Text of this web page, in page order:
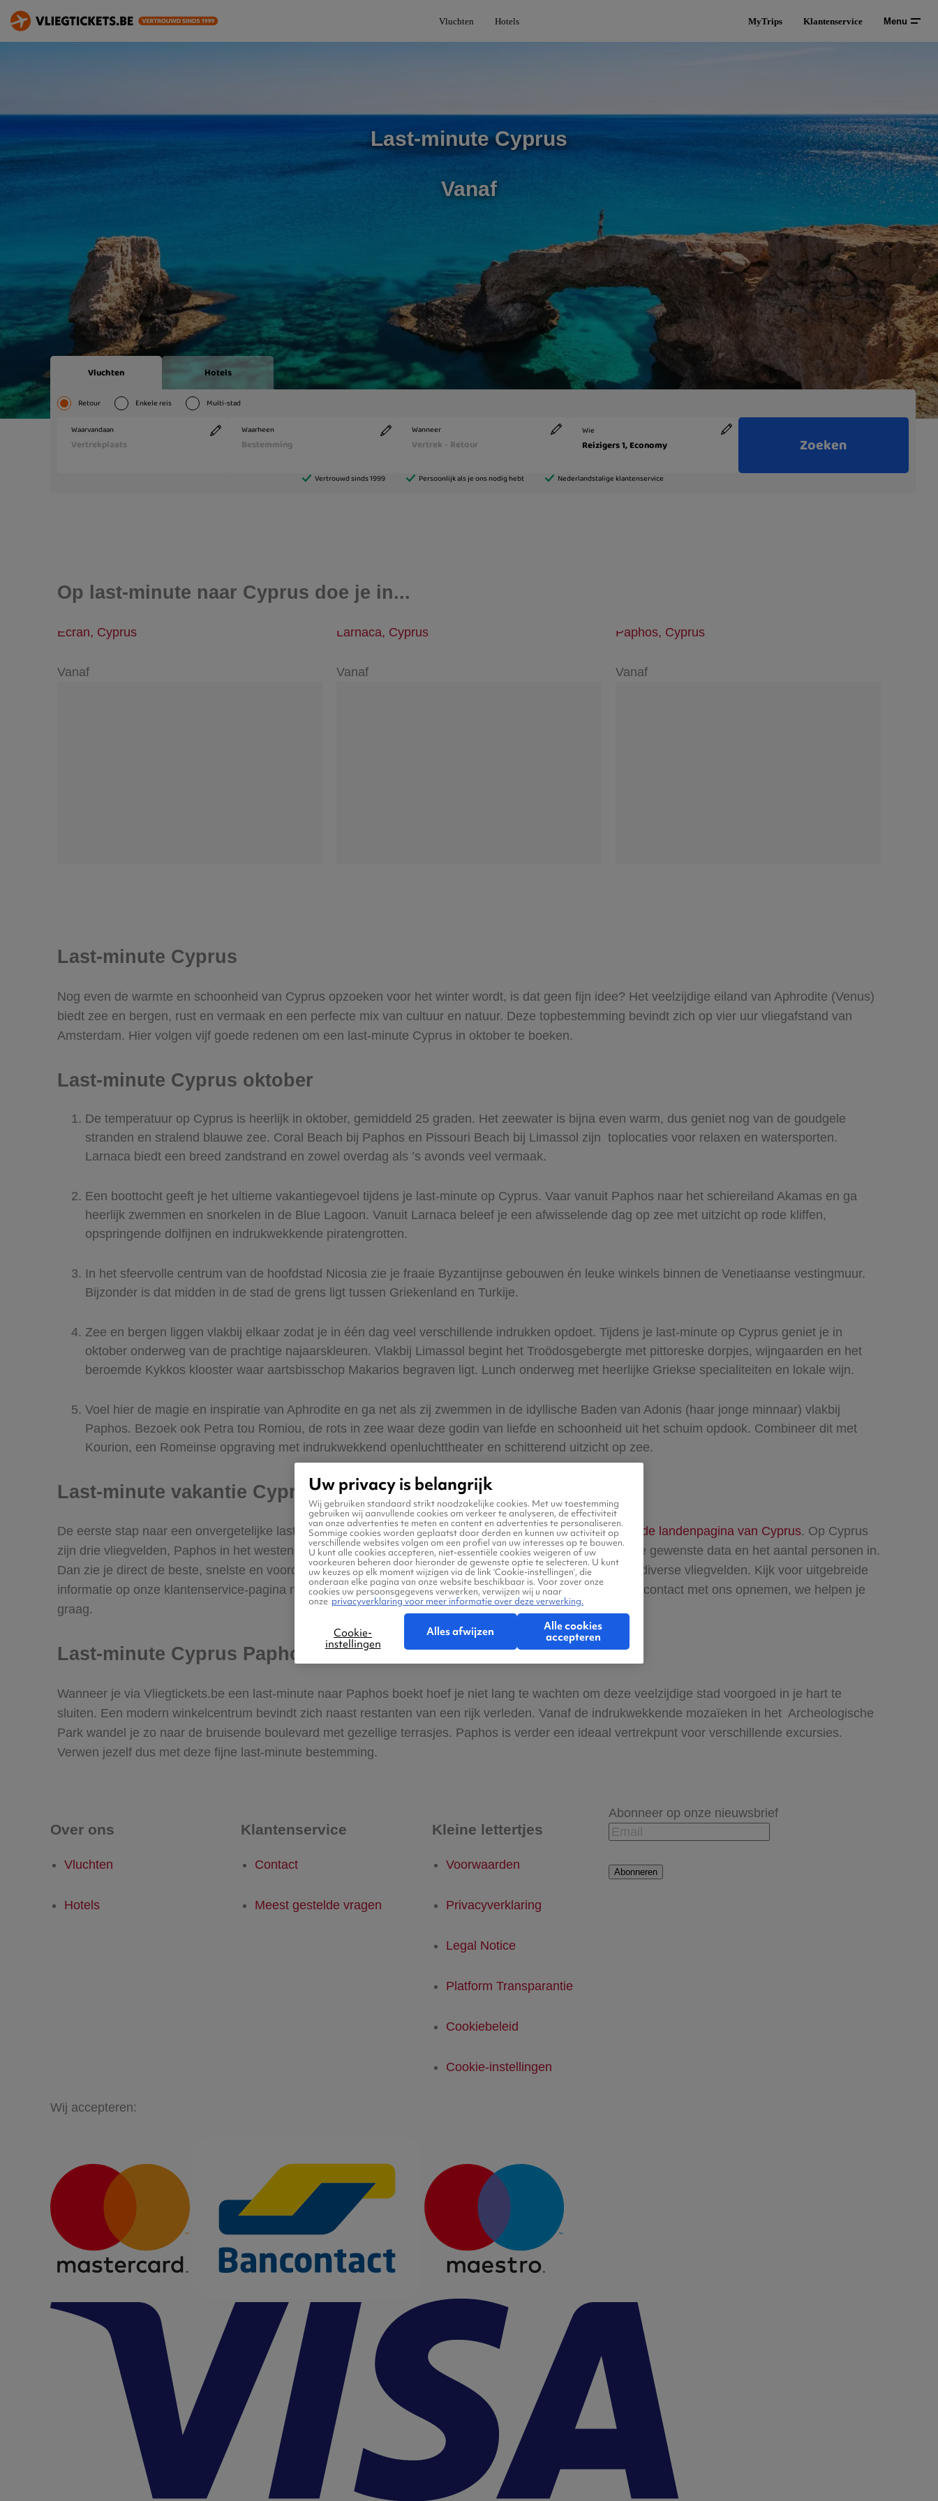
Vluchten Hotels MyTrips Klantenservice Menu
Last-minute Cyprus
Vanaf
Op last-minute naar Cyprus doe je in...
Ecran, Cyprus
Vanaf
Larnaca, Cyprus
Vanaf
Paphos, Cyprus
Vanaf
Last-minute Cyprus
Nog even de warmte en schoonheid van Cyprus opzoeken voor het winter wordt, is dat geen fijn idee? Het veelzijdige eiland van Aphrodite (Venus)
biedt zee en bergen, rust en vermaak en een perfecte mix van cultuur en natuur. Deze topbestemming bevindt zich op vier uur vliegafstand van
Amsterdam. Hier volgen vijf goede redenen om een last-minute Cyprus in oktober te boeken.
Last-minute Cyprus oktober
De temperatuur op Cyprus is heerlijk in oktober, gemiddeld 25 graden. Het zeewater is bijna even warm, dus geniet nog van de goudgele
stranden en stralend blauwe zee. Coral Beach bij Paphos en Pissouri Beach bij Limassol zijn toplocaties voor relaxen en watersporten.
Larnaca biedt een breed zandstrand en zowel overdag als ’s avonds veel vermaak.
Een boottocht geeft je het ultieme vakantiegevoel tijdens je last-minute op Cyprus. Vaar vanuit Paphos naar het schiereiland Akamas en ga
heerlijk zwemmen en snorkelen in de Blue Lagoon. Vanuit Larnaca beleef je een afwisselende dag op zee met uitzicht op rode kliffen,
opspringende dolfijnen en indrukwekkende piratengrotten.
In het sfeervolle centrum van de hoofdstad Nicosia zie je fraaie Byzantijnse gebouwen én leuke winkels binnen de Venetiaanse vestingmuur.
Bijzonder is dat midden in de stad de grens ligt tussen Griekenland en Turkije.
Zee en bergen liggen vlakbij elkaar zodat je in één dag veel verschillende indrukken opdoet. Tijdens je last-minute op Cyprus geniet je in
oktober onderweg van de prachtige najaarskleuren. Vlakbij Limassol begint het Troödosgebergte met pittoreske dorpjes, wijngaarden en het
beroemde Kykkos klooster waar aartsbisschop Makarios begraven ligt. Lunch onderweg met heerlijke Griekse specialiteiten en lokale wijn.
Voel hier de magie en inspiratie van Aphrodite en ga net als zij zwemmen in de idyllische Baden van Adonis (haar jonge minnaar) vlakbij
Paphos. Bezoek ook Petra tou Romiou, de rots in zee waar deze godin van liefde en schoonheid uit het schuim opdook. Combineer dit met
Kourion, een Romeinse opgraving met indrukwekkend openluchttheater en schitterend uitzicht op zee.
Last-minute vakantie Cyprus
De eerste stap naar een onvergetelijke last-minute Cyprus is de beste ticket deal zoeken op bijvoorbeeld de landenpagina van Cyprus. Op Cyprus
zijn drie vliegvelden, Paphos in het westen, Larnaca in het zuiden en Ercan in het Turkse deel. Je voert de gewenste data en het aantal personen in.
Dan zie je direct de beste, snelste en voordeligste deals van verschillende vliegmaatschappijen en vanaf diverse vliegvelden. Kijk voor uitgebreide
informatie op onze klantenservice-pagina naar de veelgestelde vragen. Natuurlijk kan je ook rechtstreeks contact met ons opnemen, we helpen je
graag.
Last-minute Cyprus Paphos
Wanneer je via Vliegtickets.be een last-minute naar Paphos boekt hoef je niet lang te wachten om deze veelzijdige stad voorgoed in je hart te
sluiten. Een modern winkelcentrum bevindt zich naast restanten van een rijk verleden. Vanaf de indrukwekkende mozaïeken in het Archeologische
Park wandel je zo naar de bruisende boulevard met gezellige terrasjes. Paphos is verder een ideaal vertrekpunt voor verschillende excursies.
Verwen jezelf dus met deze fijne last-minute bestemming.
Over ons
Vluchten
Hotels
Klantenservice
Contact
Meest gestelde vragen
Kleine lettertjes
Voorwaarden
Privacyverklaring
Legal Notice
Platform Transparantie
Cookiebeleid
Cookie-instellingen
Abonneer op onze nieuwsbrief
Abonneren
Wij accepteren:
Uw privacy is belangrijk
Wij gebruiken standaard strikt noodzakelijke cookies. Met uw toestemming
gebruiken wij aanvullende cookies om verkeer te analyseren, de effectiviteit
van onze advertenties te meten en content en advertenties te personaliseren.
Sommige cookies worden geplaatst door derden en kunnen uw activiteit op
verschillende websites volgen om een profiel van uw interesses op te bouwen.
U kunt alle cookies accepteren, niet-essentiële cookies weigeren of uw
voorkeuren beheren door hieronder de gewenste optie te selecteren. U kunt
uw keuzes op elk moment wijzigen via de link ‘Cookie-instellingen’, die
onderaan elke pagina van onze website beschikbaar is. Voor zover onze
cookies uw persoonsgegevens verwerken, verwijzen wij u naar
onze privacyverklaring voor meer informatie over deze verwerking.
Cookie-
instellingen
Alles afwijzen
Alle cookies
accepteren